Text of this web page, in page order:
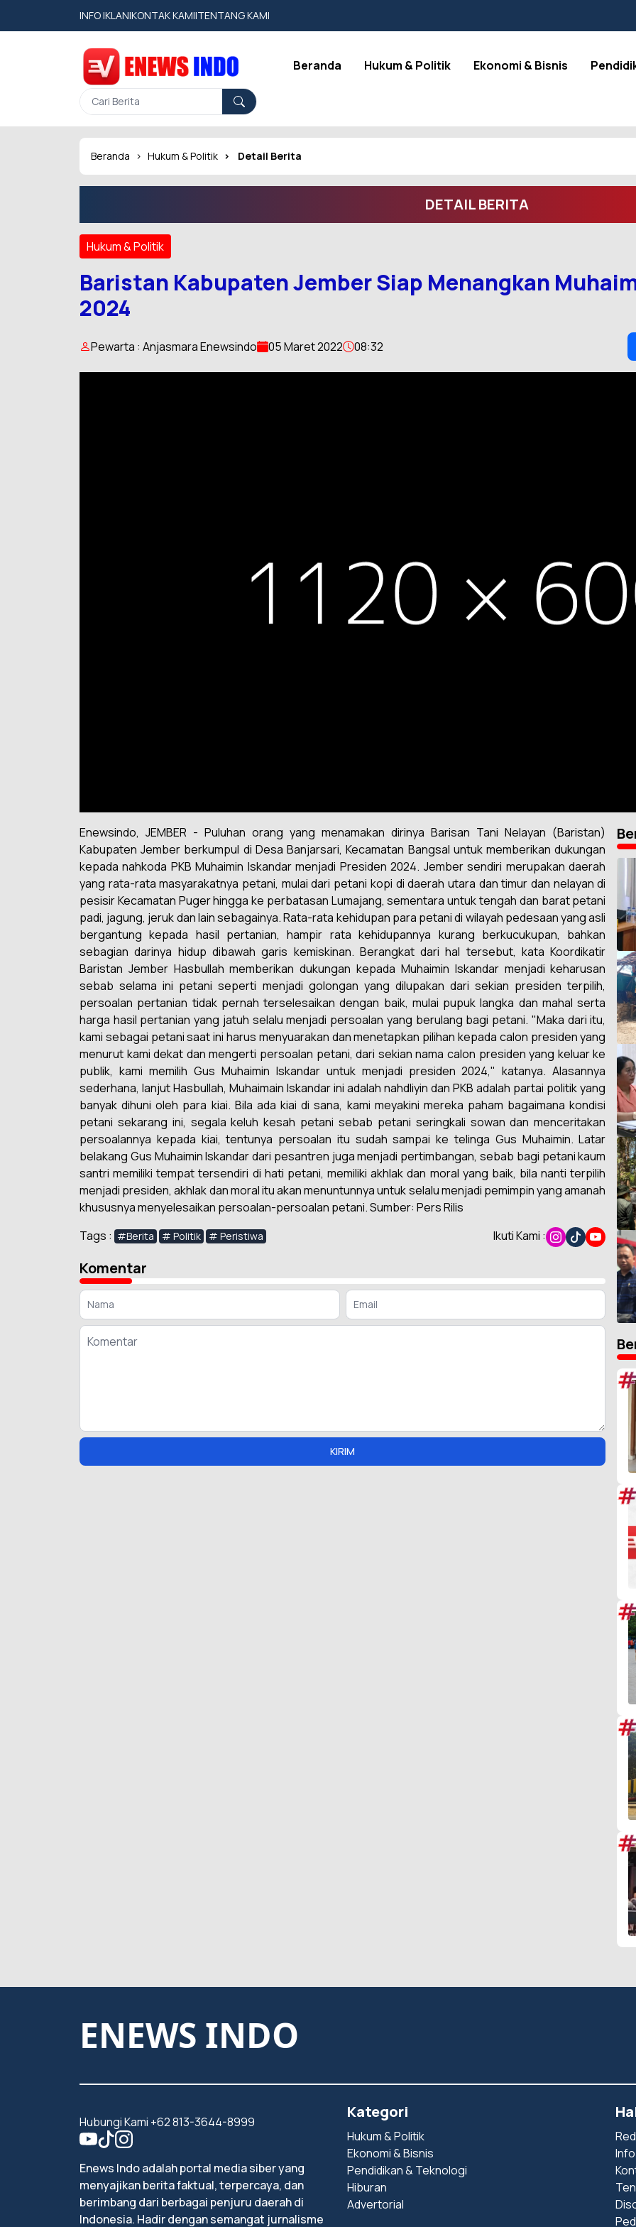
INFO IKLAN|KONTAK KAMI|TENTANG KAMI
Beranda Hukum & Politik Ekonomi & Bisnis
Beranda Hukum & Politik Detail Berita
DETAIL BERITA
Hukum & Politik
Baristan Kabupaten Jember Siap Menangkan
2024
Pewarta : Anjasmara Enewsindo 05 Maret 2022 08:32
Enewsindo, JEMBER - Puluhan orang yang menamakan dirinya Barisan Tani Nelayan (Baristan)
Kabupaten Jember berkumpul di Desa Banjarsari, Kecamatan Bangsal untuk memberikan dukungan
kepada nahkoda PKB Muhaimin Iskandar menjadi Presiden 2024. Jember sendiri merupakan daerah
yang rata-rata masyarakatnya petani, mulai dari petani kopi di daerah utara dan timur dan nelayan di
pesisir Kecamatan Puger hingga ke perbatasan Lumajang, sementara untuk tengah dan barat petani
padi, jagung, jeruk dan lain sebagainya. Rata-rata kehidupan para petani di wilayah pedesaan yang asli
bergantung kepada hasil pertanian, hampir rata kehidupannya kurang berkucukupan, bahkan
sebagian darinya hidup dibawah garis kemiskinan. Berangkat dari hal tersebut, kata Koordikatir
Baristan Jember Hasbullah memberikan dukungan kepada Muhaimin Iskandar menjadi keharusan
sebab selama ini petani seperti menjadi golongan yang dilupakan dari sekian presiden terpilih,
persoalan pertanian tidak pernah terselesaikan dengan baik, mulai pupuk langka dan mahal serta
harga hasil pertanian yang jatuh selalu menjadi persoalan yang berulang bagi petani. "Maka dari itu,
kami sebagai petani saat ini harus menyuarakan dan menetapkan pilihan kepada calon presiden yang
menurut kami dekat dan mengerti persoalan petani, dari sekian nama calon presiden yang keluar ke
publik, kami memilih Gus Muhaimin Iskandar untuk menjadi presiden 2024," katanya. Alasannya
sederhana, lanjut Hasbullah, Muhaimain Iskandar ini adalah nahdliyin dan PKB adalah partai politik yang
banyak dihuni oleh para kiai. Bila ada kiai di sana, kami meyakini mereka paham bagaimana kondisi
petani sekarang ini, segala keluh kesah petani sebab petani seringkali sowan dan menceritakan
persoalannya kepada kiai, tentunya persoalan itu sudah sampai ke telinga Gus Muhaimin. Latar
belakang Gus Muhaimin Iskandar dari pesantren juga menjadi pertimbangan, sebab bagi petani kaum
santri memiliki tempat tersendiri di hati petani, memiliki akhlak dan moral yang baik, bila nanti terpilih
menjadi presiden, akhlak dan moral itu akan menuntunnya untuk selalu menjadi pemimpin yang amanah
khususnya menyelesaikan persoalan-persoalan petani. Sumber: Pers Rilis
Tags : #Berita # Politik # Peristiwa Ikuti Kami :
Komentar
KIRIM
ENEWS INDO
Hubungi Kami +62 813-3644-8999
Enews Indo adalah portal media siber yang
menyajikan berita faktual, terpercaya, dan
berimbang dari berbagai penjuru daerah di
Indonesia. Hadir dengan semangat jurnalisme
Kategori
Hukum & Politik
Ekonomi & Bisnis
Pendidikan & Teknologi
Hiburan
Advertorial